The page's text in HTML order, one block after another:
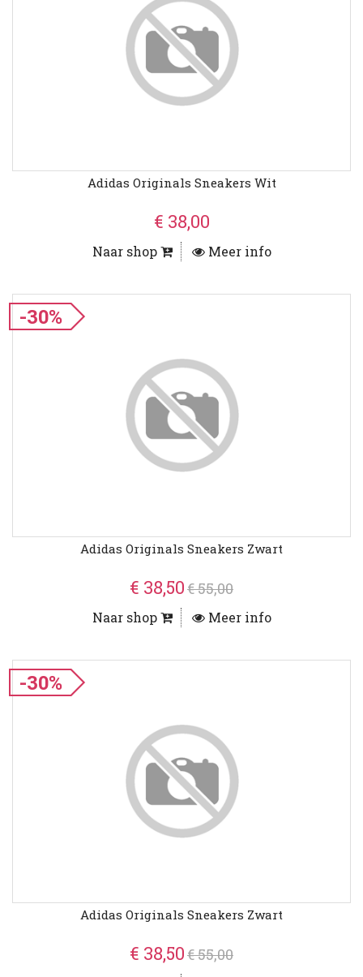
Adidas Originals Sneakers Wit
€ 38,00
Naar shop Meer info
-30%
Adidas Originals Sneakers Zwart
€ 38,50€ 55,00
Naar shop Meer info
-30%
Adidas Originals Sneakers Zwart
€ 38,50€ 55,00